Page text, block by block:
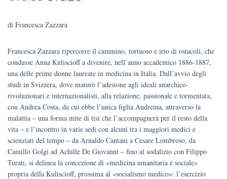
era:
€16.00.
è:
€15.20.
di Francesca Zazzara
Francesca Zazzara ripercorre il cammino, tortuoso e irto di ostacoli, che
condusse Anna Kuliscioff a divenire, nell’anno accademico 1886-1887,
una delle prime donne laureate in medicina in Italia. Dall’avvio degli
studi in Svizzera, dove maturò l’adesione agli ideali anarchico-
rivoluzionari e internazionalisti, alla relazione, passionale e tormentata,
con Andrea Costa, da cui ebbe l’unica figlia Andreina, attraverso la
malattia ‒ una forma mite di tisi che l’accompagnerà per il resto della
vita ‒ e l’incontro in varie sedi con alcuni tra i maggiori medici e
scienziati del tempo ‒ da Arnaldo Cantani a Cesare Lombroso, da
Camillo Golgi ad Achille De Giovanni ‒ fino al sodalizio con Filippo
Turati, si delinea la concezione di «medicina umanitaria e sociale»
propria della Kuliscioff, prossima al «socialismo medico»: l’esercizio